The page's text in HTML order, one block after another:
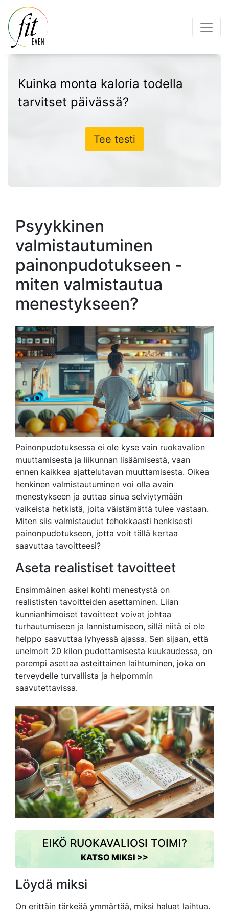
Kuinka monta kaloria todella
tarvitset päivässä?
Tee testi
Psyykkinen
valmistautuminen
painonpudotukseen -
miten valmistautua
menestykseen?
Painonpudotuksessa ei ole kyse vain ruokavalion
muuttamisesta ja liikunnan lisäämisestä, vaan
ennen kaikkea ajattelutavan muuttamisesta. Oikea
henkinen valmistautuminen voi olla avain
menestykseen ja auttaa sinua selviytymään
vaikeista hetkistä, joita väistämättä tulee vastaan.
Miten siis valmistaudut tehokkaasti henkisesti
painonpudotukseen, jotta voit tällä kertaa
saavuttaa tavoitteesi?
Aseta realistiset tavoitteet
Ensimmäinen askel kohti menestystä on
realististen tavoitteiden asettaminen. Liian
kunnianhimoiset tavoitteet voivat johtaa
turhautumiseen ja lannistumiseen, sillä niitä ei ole
helppo saavuttaa lyhyessä ajassa. Sen sijaan, että
unelmoit 20 kilon pudottamisesta kuukaudessa, on
parempi asettaa asteittainen laihtuminen, joka on
terveydelle turvallista ja helpommin
saavutettavissa.
EIKÖ RUOKAVALIOSI TOIMI?
KATSO MIKSI >>
Löydä miksi
On erittäin tärkeää ymmärtää, miksi haluat laihtua.